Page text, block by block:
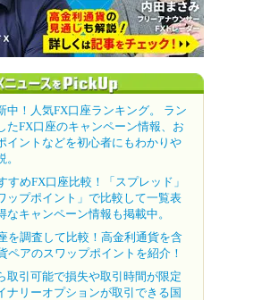
中！人気FX口座ランキング。 ラン
たFX口座のキャンペーン情報、お
イントなどを初心者にもわかりや
すめFX口座比較！「スプレッド」
ップポイント」で比較して一覧表
なキャンペーン情報も掲載中。
を調査して比較！高金利通貨を含
ペアのスワップポイントを紹介！
取引可能で損失や取引時間が限定
ナリーオプションが取引できる国